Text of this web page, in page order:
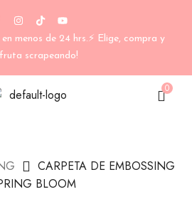
menos de 24 hrs.⚡ Elige, compra y
scrapeando!
0
CARPETA DE EMBOSSING
BLOOM